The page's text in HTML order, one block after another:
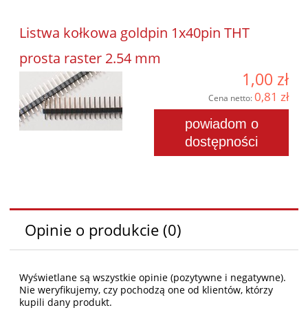
Listwa kołkowa goldpin 1x40pin THT
prosta raster 2.54 mm
1,00 zł
Cena netto:0,81 zł
powiadom o
dostępności
Opinie o produkcie (0)
Wyświetlane są wszystkie opinie (pozytywne i negatywne).
Nie weryfikujemy, czy pochodzą one od klientów, którzy
kupili dany produkt.